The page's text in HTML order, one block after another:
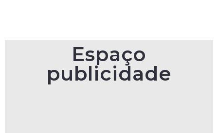
Espaço
publicidade